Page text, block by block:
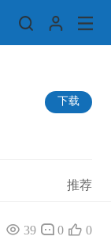
下载
推荐
39 0 0